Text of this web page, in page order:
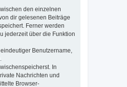
den einzelnen
dir gelesenen Beiträge
Ferner werden
jederzeit über die Funktion
Benutzername,
In
Nachrichten und
Browser-